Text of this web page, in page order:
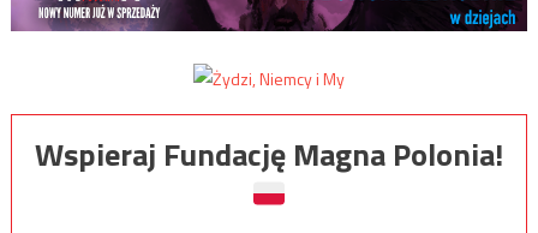
Wspieraj Fundację Magna Polonia!